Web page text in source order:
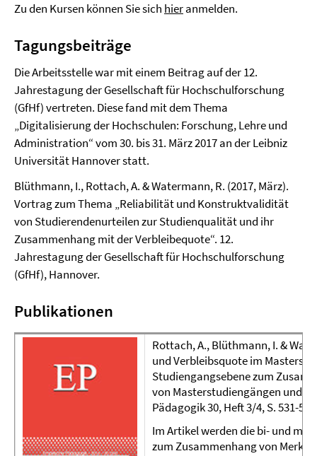
Zu den Kursen können Sie sich hieranmelden.
Tagungsbeiträge
Die Arbeitsstelle war mit einem Beitrag auf der 12.
Jahrestagung der Gesellschaft für Hochschulforschung
(GfHf) vertreten. Diese fand mit dem Thema
„Digitalisierung der Hochschulen: Forschung, Lehre und
Administration“ vom 30. bis 31. März 2017 an der Leibniz
Universität Hannover statt.
Blüthmann, I., Rottach, A. & Watermann, R. (2017, März).
Vortrag zum Thema „Reliabilität und Konstruktvalidität
von Studierendenurteilen zur Studienqualität und ihr
Zusammenhang mit der Verbleibequote“. 12.
Jahrestagung der Gesellschaft für Hochschulforschung
(GfHf), Hannover.
Publikationen
Rottach, A., Blüthmann, I. &
und Verbleibsquote im
Studiengangsebene zum
von Masterstudiengängen und
Pädagogik 30, Heft 3/4, S. 531-
Im Artikel werden die bi- und
zum Zusammenhang von